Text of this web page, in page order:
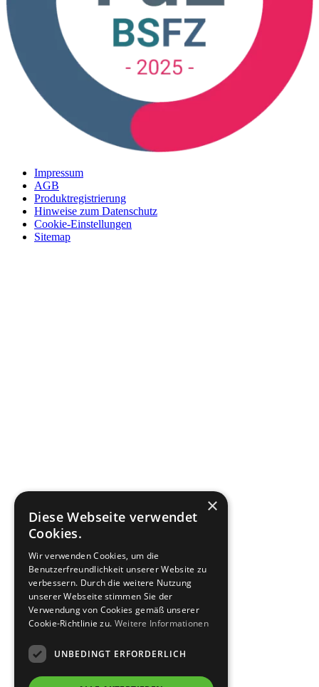
Impressum
AGB
Produktregistrierung
Hinweise zum Datenschutz
Cookie-Einstellungen
Sitemap
×
Diese Webseite verwendet
Cookies.
Wir verwenden Cookies, um die
Benutzerfreundlichkeit unserer Website zu
verbessern. Durch die weitere Nutzung
unserer Webseite stimmen Sie der
Verwendung von Cookies gemäß unserer
Cookie-Richtlinie zu. Weitere Informationen
UNBEDINGT ERFORDERLICH